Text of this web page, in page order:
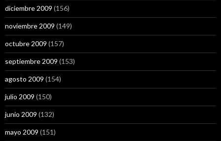
diciembre 2009 (156)
noviembre 2009 (149)
octubre 2009 (157)
septiembre 2009 (153)
agosto 2009 (154)
julio 2009 (150)
junio 2009 (132)
mayo 2009 (151)